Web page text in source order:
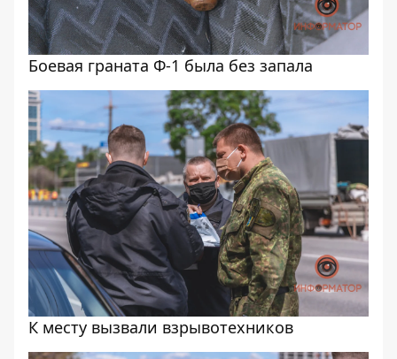
Боевая граната Ф-1 была без запала
К месту вызвали взрывотехников